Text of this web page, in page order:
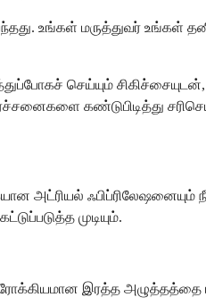
உங்கள் மருத்துவர்
செய்யும்
கண்டுபிடித்து
அட்ரியல்
முடியும்.
இரத்த அழுத்தத்தை